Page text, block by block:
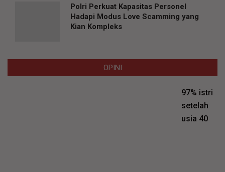
Polri Perkuat Kapasitas Personel
Hadapi Modus Love Scamming yang
Kian Kompleks
OPINI
97% istri
setelah
usia 40